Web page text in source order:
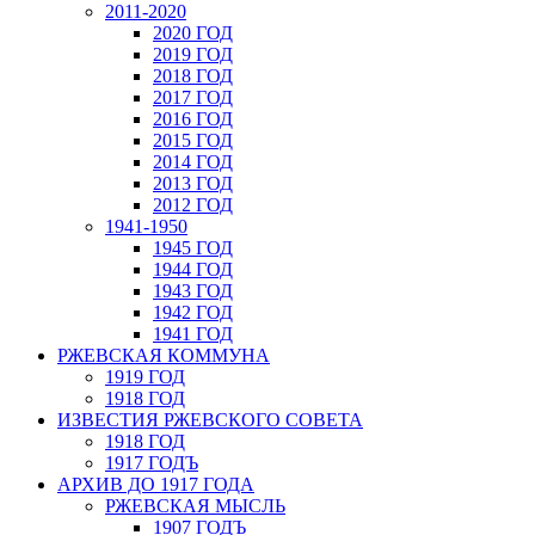
2011-2020
2020 ГОД
2019 ГОД
2018 ГОД
2017 ГОД
2016 ГОД
2015 ГОД
2014 ГОД
2013 ГОД
2012 ГОД
1941-1950
1945 ГОД
1944 ГОД
1943 ГОД
1942 ГОД
1941 ГОД
РЖЕВСКАЯ КОММУНА
1919 ГОД
1918 ГОД
ИЗВЕСТИЯ РЖЕВСКОГО СОВЕТА
1918 ГОД
1917 ГОДЪ
АРХИВ ДО 1917 ГОДА
РЖЕВСКАЯ МЫСЛЬ
1907 ГОДЪ